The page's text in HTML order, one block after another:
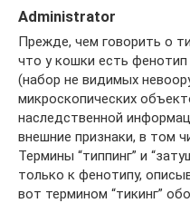
Administrator
Прежде, чем говорить о
что у кошки есть
(набор не видимых
микроскопических
наследственной
внешние признаки, в том
Термины “типпинг” и
только к фенотипу,
вот термином “тикинг”